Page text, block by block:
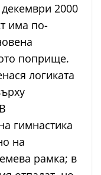
2000
има по-
поприще.
логиката
гимнастика
на
рамка; в